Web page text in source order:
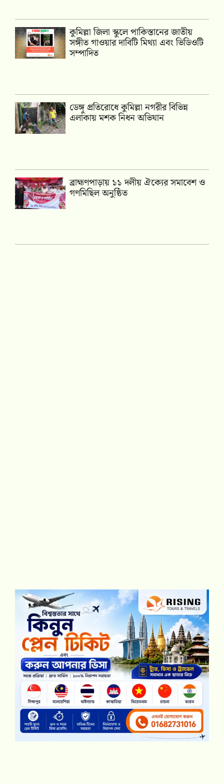
কুমিল্লা জিলা স্কুলে পাকিস্তানের জাতীয়
সঙ্গীত গাওয়ার দাবিটি মিথ্যা এবং ভিডিওটি
সম্পাদিত
ডেঙ্গু প্রতিরোধে কুমিল্লা নগরীর বিভিন্ন
এলাকায় মশক নিধন অভিযান
‎ব্রাহ্মণপাড়ায় ১১ দলীয় ঐক্যের সমাবেশ ও
গণমিছিল অনুষ্ঠিত